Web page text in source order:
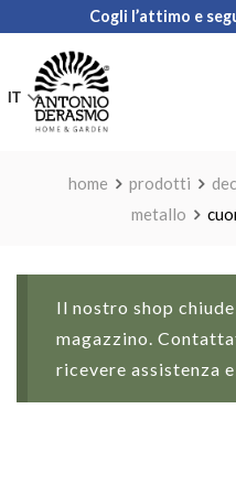
content
Cogli l’attimo e
IT
home prodotti
metallo
Il nostro shop
magazzino.
ricevere assistenza